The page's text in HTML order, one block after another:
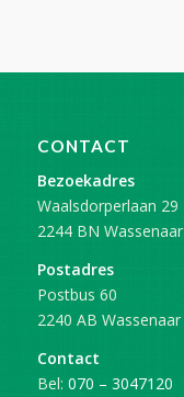
CONTACT
Bezoekadres
Waalsdorperlaan 29
2244 BN Wassenaar
Postadres
Postbus 60
2240 AB Wassenaar
Contact
Bel: 070 – 3047120